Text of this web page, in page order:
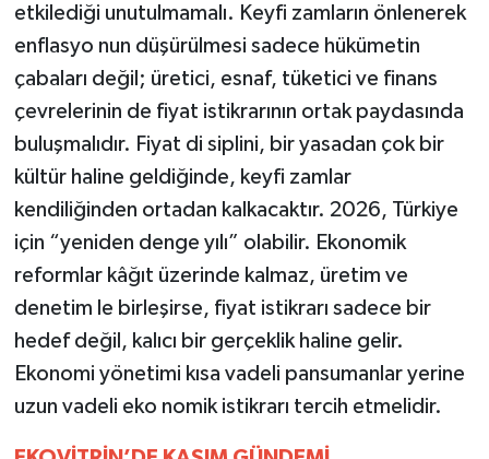
etkilediği unutulmamalı. Keyfi zamların önlenerek
enflasyo nun düşürülmesi sadece hükümetin
çabaları değil; üretici, esnaf, tüketici ve finans
çevrelerinin de fiyat istikrarının ortak paydasında
buluşmalıdır. Fiyat di siplini, bir yasadan çok bir
kültür haline geldiğinde, keyfi zamlar
kendiliğinden ortadan kalkacaktır. 2026, Türkiye
için “yeniden denge yılı” olabilir. Ekonomik
reformlar kâğıt üzerinde kalmaz, üretim ve
denetim le birleşirse, fiyat istikrarı sadece bir
hedef değil, kalıcı bir gerçeklik haline gelir.
Ekonomi yönetimi kısa vadeli pansumanlar yerine
uzun vadeli eko nomik istikrarı tercih etmelidir.